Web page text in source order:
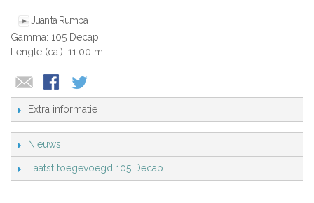
Juanita Rumba
Gamma: 105 Decap
Lengte (ca.): 11.00 m.
Extra informatie
Nieuws
Laatst toegevoegd 105 Decap